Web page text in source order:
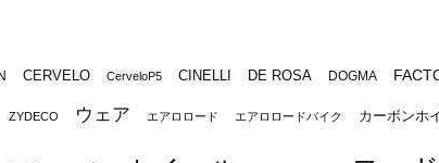
CERVELO CerveloP5 CINELLI DE ROSA DOGMA
ZYDECO ウェア エアロロード エアロロードバイク カーボンホ